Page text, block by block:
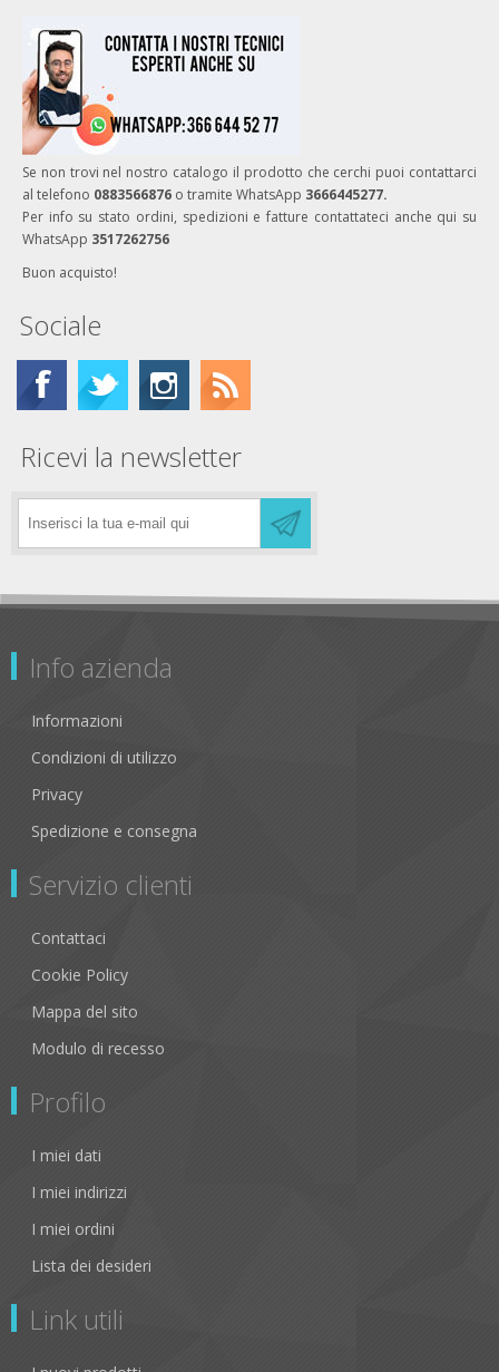
Se non trovi nel nostro catalogo il prodotto che cerchi puoi contattarci
al telefono 0883566876 o tramite WhatsApp 3666445277.
Per info su stato ordini, spedizioni e fatture contattateci anche qui su
WhatsApp 3517262756
Buon acquisto!
Sociale
Ricevi la newsletter
Info azienda
Informazioni
Condizioni di utilizzo
Privacy
Spedizione e consegna
Servizio clienti
Contattaci
Cookie Policy
Mappa del sito
Modulo di recesso
Profilo
I miei dati
I miei indirizzi
I miei ordini
Lista dei desideri
Link utili